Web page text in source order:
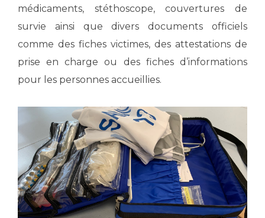
Maladies rares
Maternité Hôpital Nord
Vos représentants
La Commission Des Usagers (CDU)
Les Comités Locaux des Usagers
Le projet des usagers
Presse / Multimédia
Communiqués de presse
Dossiers de presse
Fournisseurs
Rôles et missions
Liste des marchés conclus
Documents utiles
médicaments, stéthoscope, couvertures de
survie ainsi que divers documents officiels
comme des fiches victimes, des attestations de
prise en charge ou des fiches d’informations
pour les personnes accueillies.